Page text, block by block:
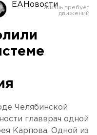
ЕАНовости
Челябинской
главврач одной
Карпова. Одной из